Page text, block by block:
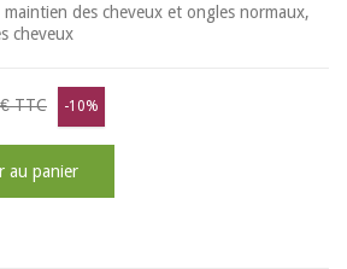
des cheveux et ongles normaux,
cheveux
TTC -10%
au panier